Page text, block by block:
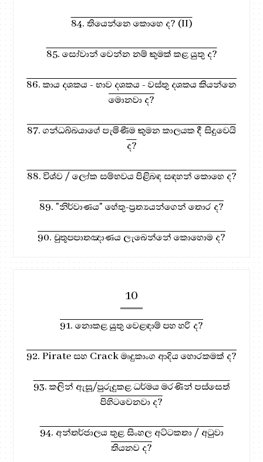
84. තියෙන්නෙ කොහෙ ද? (II)
85. සෝවාන් වෙන්න නම් කුමක් කළ යුතු ද?
86. කාය දශකය - භාව දශකය - වස්තු දශකය කියන්නෙ
මොනවා ද?
87. ගන්ධබ්බයාගේ පැමිණීම කුමන කාලයක දී සිදුවෙයි
ද?
88. විශ්ව / ලෝක සම්භවය පිළිබඳ සඳහන් කොහෙ ද?
89. "නිර්වාණය" හේතු-ප්‍රත්‍යයන්ගෙන් තොර ද?
90. චුතූපපාතඤාණය ලැබෙන්නේ කොහොම ද?
10
91. නොකළ යුතු වෙළඳාම් පහ හරි ද?
92. Pirate සහ Crack මෘදුකාංග ආදිය හොරකමක් ද?
93. කලින් ඇසූ/පුරුදුකළ ධර්මය මරණින් පස්සෙත්
පිහිටවෙනවා ද?
94. අන්තර්ජාලය තුළ සිංහල අට්ටකතා / අටුවා
තියනව ද?